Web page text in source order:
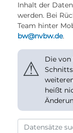
Inhalt der
werden. Bei
Team hinter
bw@nvbw.de.
⚠
Die
heißt